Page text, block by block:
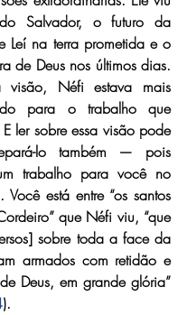
Salvador, o futuro da
Leí na terra prometida e o
de Deus nos últimos dias.
visão, Néfi estava mais
para o trabalho que
ler sobre essa visão pode
lo também — pois
trabalho para você no
Você está entre “os santos
que Néfi viu, “que
sobre toda a face da
armados com retidão e
Deus, em grande glória”
).